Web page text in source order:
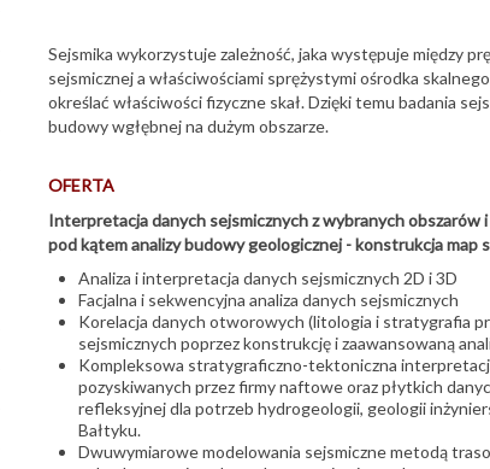
Sejsmika wykorzystuje zależność, jaka występuje między
sejsmicznej a właściwościami sprężystymi ośrodka
określać właściwości fizyczne skał. Dzięki temu badania
budowy wgłębnej na dużym obszarze.
OFERTA
Interpretacja danych sejsmicznych z wybranych obszarów
pod kątem analizy budowy geologicznej - konstrukcja map
Analiza i interpretacja danych sejsmicznych 2D i 3D
Facjalna i sekwencyjna analiza danych sejsmicznych
Korelacja danych otworowych (litologia i stratygrafia
sejsmicznych poprzez konstrukcję i zaawansowaną
Kompleksowa stratygraficzno-tektoniczna
pozyskiwanych przez firmy naftowe oraz płytkich
refleksyjnej dla potrzeb hydrogeologii, geologii
Bałtyku.
Dwuwymiarowe modelowania sejsmiczne metodą